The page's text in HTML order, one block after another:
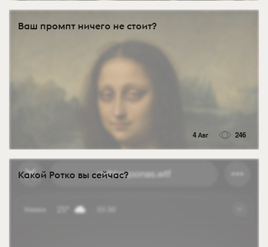
Ваш промпт ничего не стоит?
4 Авг 246
Какой Ротко вы сейчас?